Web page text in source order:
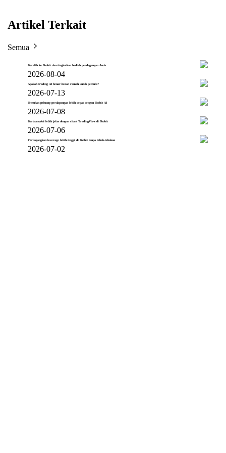
Artikel Terkait
Semua
Beralih ke Toobit dan tingkatkan hadiah perdagangan Anda
2026-08-04
Apakah trading AI benar-benar ramah untuk pemula?
2026-07-13
Temukan peluang perdagangan lebih cepat dengan Toobit AI
2026-07-08
Bertransaksi lebih jelas dengan chart TradingView di Toobit
2026-07-06
Perdagangkan leverage lebih tinggi di Toobit tanpa tebak-tebakan
2026-07-02